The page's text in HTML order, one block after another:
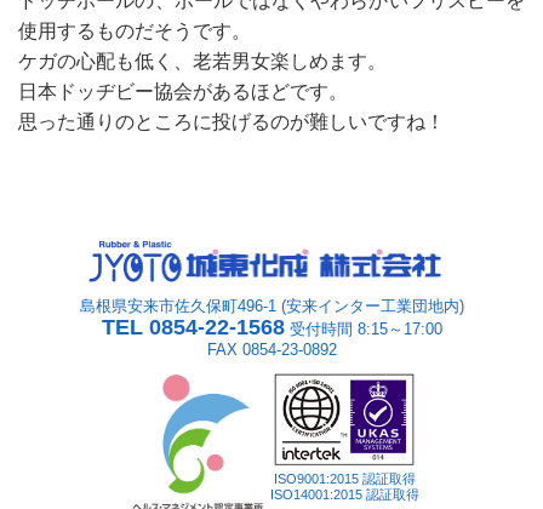
使用するものだそうです。
ケガの心配も低く、老若男女楽しめます。
日本ドッヂビー協会があるほどです。
思った通りのところに投げるのが難しいですね！
島根県安来市佐久保町496-1 (安来インター工業団地内)
TEL 0854-22-1568受付時間 8:15～17:00
FAX 0854-23-0892
ISO9001:2015 認証取得
ISO14001:2015 認証取得